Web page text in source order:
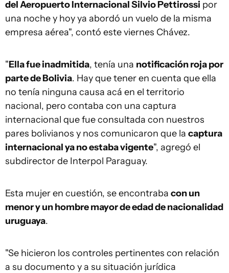
del Aeropuerto Internacional Silvio Pettirossi por
una noche y hoy ya abordó un vuelo de la misma
empresa aérea", contó este viernes Chávez.
"Ella fue inadmitida, tenía una notificación roja por
parte de Bolivia. Hay que tener en cuenta que ella
no tenía ninguna causa acá en el territorio
nacional, pero contaba con una captura
internacional que fue consultada con nuestros
pares bolivianos y nos comunicaron que la captura
internacional ya no estaba vigente", agregó el
subdirector de Interpol Paraguay.
Esta mujer en cuestión, se encontraba con un
menor y un hombre mayor de edad de nacionalidad
uruguaya.
"Se hicieron los controles pertinentes con relación
a su documento y a su situación jurídica